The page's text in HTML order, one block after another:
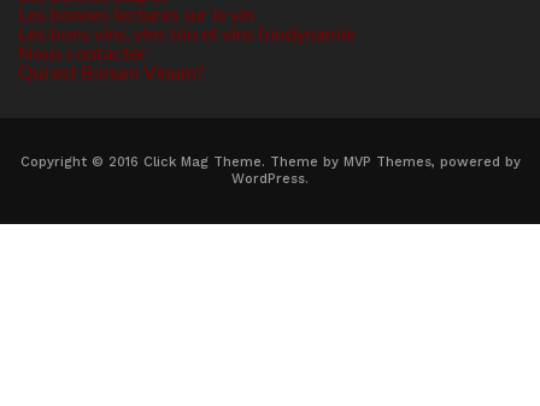
Les bonnes lectures sur le vin
Les bons vins, vins bio et vins biodynamie
Nous contacter
Qui est Bonum Vinum?
Copyright © 2016 Click Mag Theme. Theme by MVP Themes, powered by
WordPress.